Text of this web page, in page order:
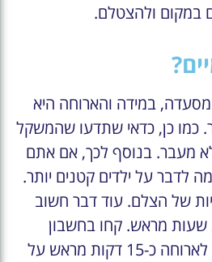
במקום ולהצטלם.
במידה והארוחה היא
כמו כן, כדאי שתדעו שהמשקל
להגיע למסעדה ולא מעבר. בנוסף לכך, אם אתם
היא רק מגיל 8 ומעלה, ככה שאין מה לדבר על ילדים קטנים יותר.
של הצלם. עוד דבר חשוב
ביותר הוא בטרם ההזמנה יש ליצור קשר עם המפעיל המקומי של הארוחה 24 שעות מראש. קחו בחשבון
שבמסעדה אין משקאות אלכוהוליים אלא משקאות שאינם אלכוהליים. רצוי להגיע לארוחה כ-15 דקות מראש על